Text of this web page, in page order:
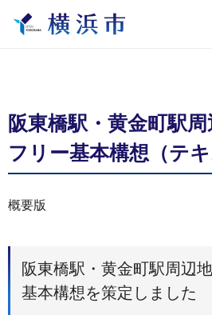
阪東橋駅・黄金町駅
フリー基本構想（テキ
概要版
阪東橋駅・黄金町駅周辺
基本構想を策定しました